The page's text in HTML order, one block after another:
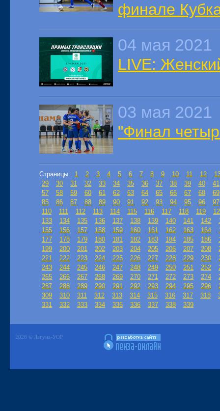
финале
04 мая 2021
LIVE:
03 мая 2021
"Финал
Страницы : 1 2 3 4 5 6 7 8 9 10 11 12
29
30 31 32 33 34 35 36 37 38 39 40
41
57
58 59 60 61 62 63 64 65 66 67 68
69
85
86 87 88 89 90 91 92 93 94 95 96
97
110
111 112 113 114 115 116 117 118 119
133
134 135 136 137 138 139 140 141 142
155
156 157 158 159 160 161 162 163 164
177
178 179 180 181 182 183 184 185 186
199
200 201 202 203 204 205 206 207 208
221
222 223 224 225 226 227 228 229 230
243
244 245 246 247 248 249 250 251 252
265
266 267 268 269 270 271 272 273 274
287
288 289 290 291 292 293 294 295 296
309
310 311 312 313 314 315 316 317 318
331
332 333 334 335 336 337 338 339
2026 © Лагуна-УОР